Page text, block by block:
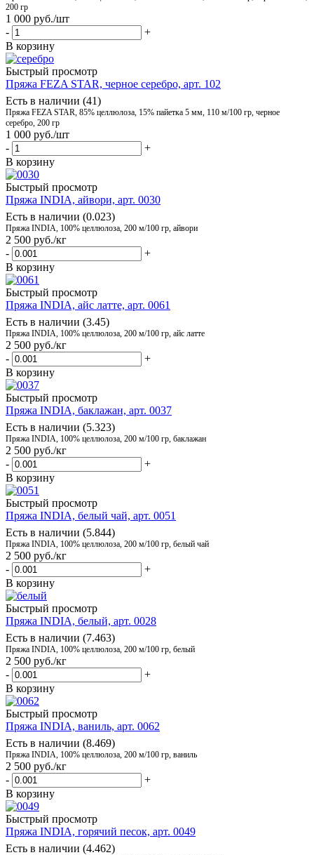
200 гр
1 000 руб./шт
-
+
В корзину
Быстрый просмотр
Пряжа FEZA STAR, черное серебро, арт. 102
Есть в наличии (41)
Пряжа FEZA STAR, 85% целлюлоза, 15% пайетка 5 мм, 110 м/100 гр, черное
серебро, 200 гр
1 000 руб./шт
-
+
В корзину
Быстрый просмотр
Пряжа INDIA, айвори, арт. 0030
Есть в наличии (0.023)
Пряжа INDIA, 100% целлюлоза, 200 м/100 гр, айвори
2 500 руб./кг
-
+
В корзину
Быстрый просмотр
Пряжа INDIA, айс латте, арт. 0061
Есть в наличии (3.45)
Пряжа INDIA, 100% целлюлоза, 200 м/100 гр, айс латте
2 500 руб./кг
-
+
В корзину
Быстрый просмотр
Пряжа INDIA, баклажан, арт. 0037
Есть в наличии (5.323)
Пряжа INDIA, 100% целлюлоза, 200 м/100 гр, баклажан
2 500 руб./кг
-
+
В корзину
Быстрый просмотр
Пряжа INDIA, белый чай, арт. 0051
Есть в наличии (5.844)
Пряжа INDIA, 100% целлюлоза, 200 м/100 гр, белый чай
2 500 руб./кг
-
+
В корзину
Быстрый просмотр
Пряжа INDIA, белый, арт. 0028
Есть в наличии (7.463)
Пряжа INDIA, 100% целлюлоза, 200 м/100 гр, белый
2 500 руб./кг
-
+
В корзину
Быстрый просмотр
Пряжа INDIA, ваниль, арт. 0062
Есть в наличии (8.469)
Пряжа INDIA, 100% целлюлоза, 200 м/100 гр, ваниль
2 500 руб./кг
-
+
В корзину
Быстрый просмотр
Пряжа INDIA, горячий песок, арт. 0049
Есть в наличии (4.462)